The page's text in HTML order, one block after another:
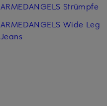
ARMEDANGELS Strümpfe
ARMEDANGELS Wide Leg
Jeans